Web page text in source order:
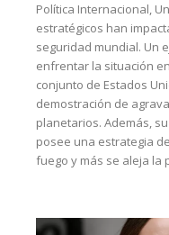
Política Internacional,
estratégicos han
seguridad mundial. Un
enfrentar la situación
conjunto de Estados
demostración de
planetarios. Además,
posee una estrategia
fuego y más se aleja la